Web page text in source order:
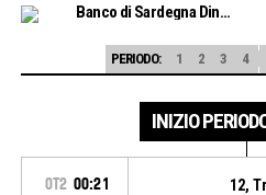
Banco di Sardegna Dinamo Sassari
PERIODO: 1 2 3 4
INIZIO
OT2 00:21 12,